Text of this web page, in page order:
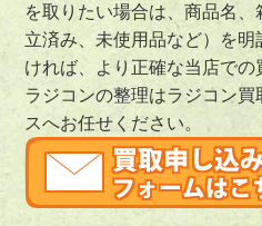
を取りたい場合は、商品名
立済み、未使用品など）を
ければ、より正確な当店での
ラジコンの整理はラジコン
スへお任せください。